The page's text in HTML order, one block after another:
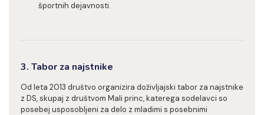
športnih dejavnosti.
3. Tabor za najstnike
Od leta 2013 društvo organizira doživljajski tabor za najstnike
z DS, skupaj z društvom Mali princ, katerega sodelavci so
posebej usposobljeni za delo z mladimi s posebnimi